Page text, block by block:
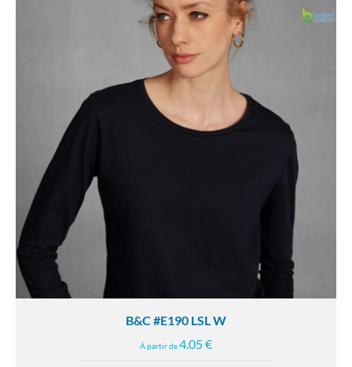
B&C #E190 LSL W
À partir de4.05 €